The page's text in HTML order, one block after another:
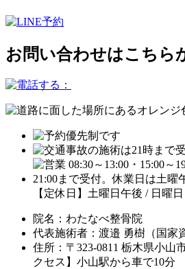
お問い合わせはこちら
【定休日】土曜日午後 / 日曜日
院名：わたなべ整骨院
代表施術者：渡邉 勇樹（国家
住所：〒323-0811 栃木県小山
クセス】小山駅から車で10分